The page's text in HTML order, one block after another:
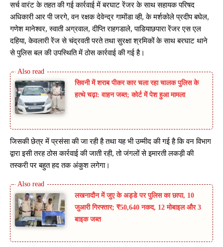
सर्च वारंट के तहत की गई कार्रवाई में बरघाट रेंजर के साथ सहायक परिषद
अधिकारी आर पी जरगे, वन रक्षक देवेन्द्र गामोंडा व्ही, के मर्शकोले प्रदीप बघेल,
गणेश मानेश्वर, स्वाती अग्रवाल, दीप्ति राहगडाले, पाडियाछपारा रेंजर एस एल
दहिया, केवलारी रेंज से चंद्रवती परते तथा सुरक्षा श्रमिकों के साथ बरघाट थाने
से पुलिस बल की उपस्थिति में ठोस कार्रवाई की गई है।
सिवनी में शराब पीकर कार चला रहा चालक पुलिस के
हत्थे चढ़ा: वाहन जब्त; कोर्ट में पेश हुआ मामला
जिसकी छेत्र में प्रसंसा की जा रही है तथा यह भी उम्मीद की गई है कि वन विभाग
द्वारा इसी तरह ठोस कार्रवाई की जाती रही, तो जंगलों से इमारती लकड़ी की
तस्करी पर बहुत हद तक अंकुश लगेगा।
लखनादौन में जुए के अड्डे पर पुलिस का छापा, 10
जुआरी गिरफ्तार; ₹50,640 नकद, 12 मोबाइल और 3
बाइक जब्त